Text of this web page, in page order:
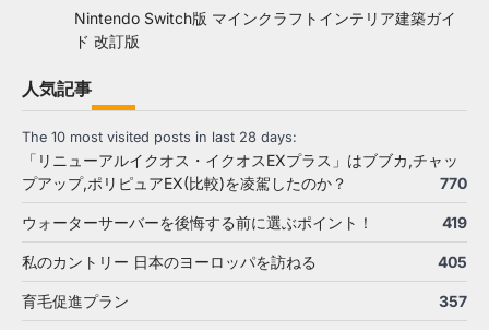
Nintendo Switch版 マインクラフトインテリア建築ガイ
ド 改訂版
人気記事
The 10 most visited posts in last 28 days:
「リニューアルイクオス・イクオスEXプラス」はブブカ,チャッ
プアップ,ポリピュアEX(比較)を凌駕したのか？
770
ウォーターサーバーを後悔する前に選ぶポイント！ 419
私のカントリー 日本のヨーロッパを訪ねる 405
育毛促進プラン 357